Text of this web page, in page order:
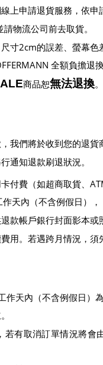
線上申請退貨服務，依申
物流公司前去取貨。
寸2cm的誤差、螢幕色
全額負擔退
商品恕無法退換。
我們將於收到您的退貨
通知退款刷退狀況。
付費（如超商取貨、
作天內（不含例假日），
款帳戶銀行封面影本或
用。若遇跨月情況，
作天內（不含例假日）
若有取消訂單情況將